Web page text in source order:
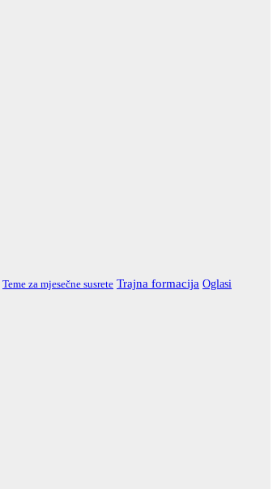
Teme za mjesečne susrete Trajna formacija Oglasi